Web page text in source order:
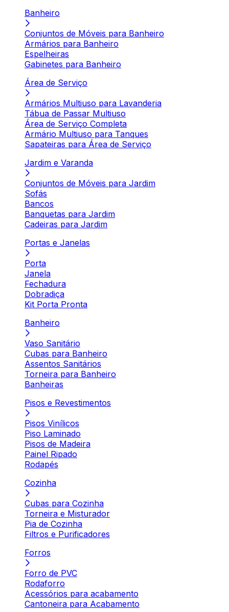
Banheiro
Conjuntos de Móveis para Banheiro
Armários para Banheiro
Espelheiras
Gabinetes para Banheiro
Área de Serviço
Armários Multiuso para Lavanderia
Tábua de Passar Multiuso
Área de Serviço Completa
Armário Multiuso para Tanques
Sapateiras para Área de Serviço
Jardim e Varanda
Conjuntos de Móveis para Jardim
Sofás
Bancos
Banquetas para Jardim
Cadeiras para Jardim
Portas e Janelas
Porta
Janela
Fechadura
Dobradiça
Kit Porta Pronta
Banheiro
Vaso Sanitário
Cubas para Banheiro
Assentos Sanitários
Torneira para Banheiro
Banheiras
Pisos e Revestimentos
Pisos Vinílicos
Piso Laminado
Pisos de Madeira
Painel Ripado
Rodapés
Cozinha
Cubas para Cozinha
Torneira e Misturador
Pia de Cozinha
Filtros e Purificadores
Forros
Forro de PVC
Rodaforro
Acessórios para acabamento
Cantoneira para Acabamento